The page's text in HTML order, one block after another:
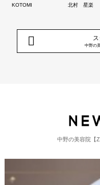
KOTOMI 北村 星楽
中野の
中野の美容院【